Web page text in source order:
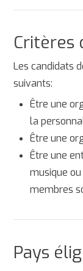
Critères
Les candidats
suivants:
Être une
la
Être une
Être une
musique
membres
Pays